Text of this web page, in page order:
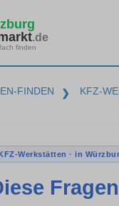
.de
finden
FINDEN ❯ KFZ-
Werkstätten · in